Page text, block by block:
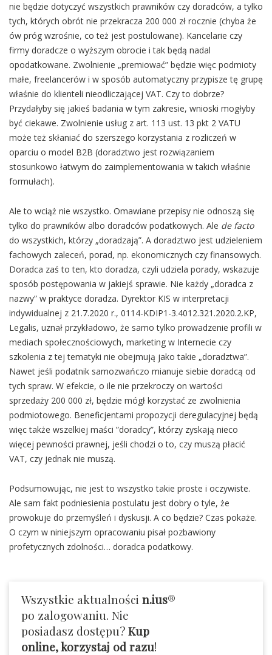
nie będzie dotyczyć wszystkich prawników czy doradców, a tylko
tych, których obrót nie przekracza 200 000 zł rocznie (chyba że
ów próg wzrośnie, co też jest postulowane). Kancelarie czy
firmy doradcze o wyższym obrocie i tak będą nadal
opodatkowane. Zwolnienie „premiować” będzie więc podmioty
małe, freelancerów i w sposób automatyczny przypisze tę grupę
właśnie do klienteli nieodliczającej VAT. Czy to dobrze?
Przydałyby się jakieś badania w tym zakresie, wnioski mogłyby
być ciekawe. Zwolnienie usług z art. 113 ust. 13 pkt 2 VATU
może też skłaniać do szerszego korzystania z rozliczeń w
oparciu o model B2B (doradztwo jest rozwiązaniem
stosunkowo łatwym do zaimplementowania w takich właśnie
formułach).
Ale to wciąż nie wszystko. Omawiane przepisy nie odnoszą się
tylko do prawników albo doradców podatkowych. Ale de facto
do wszystkich, którzy „doradzają”. A doradztwo jest udzieleniem
fachowych zaleceń, porad, np. ekonomicznych czy finansowych.
Doradca zaś to ten, kto doradza, czyli udziela porady, wskazuje
sposób postępowania w jakiejś sprawie. Nie każdy „doradca z
nazwy” w praktyce doradza. Dyrektor KIS w interpretacji
indywidualnej z 21.7.2020 r., 0114-KDIP1-3.4012.321.2020.2.KP,
Legalis, uznał przykładowo, że samo tylko prowadzenie profili w
mediach społecznościowych, marketing w Internecie czy
szkolenia z tej tematyki nie obejmują jako takie „doradztwa”.
Nawet jeśli podatnik samozwańczo mianuje siebie doradcą od
tych spraw. W efekcie, o ile nie przekroczy on wartości
sprzedaży 200 000 zł, będzie mógł korzystać ze zwolnienia
podmiotowego. Beneficjentami propozycji deregulacyjnej będą
więc także wszelkiej maści ”doradcy”, którzy zyskają nieco
więcej pewności prawnej, jeśli chodzi o to, czy muszą płacić
VAT, czy jednak nie muszą.
Podsumowując, nie jest to wszystko takie proste i oczywiste.
Ale sam fakt podniesienia postulatu jest dobry o tyle, że
prowokuje do przemyśleń i dyskusji. A co będzie? Czas pokaże.
O czym w niniejszym opracowaniu pisał pozbawiony
profetycznych zdolności… doradca podatkowy.
Wszystkie aktualności n.ius®
po zalogowaniu. Nie
posiadasz dostępu?Kup
online, korzystaj od razu!